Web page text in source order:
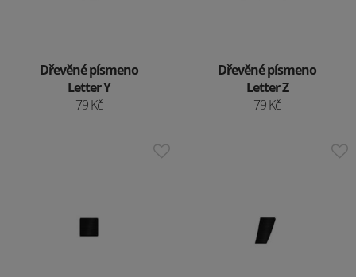
Dřevěné písmeno
Letter Y
79 Kč
Dřevěné písmeno
Letter Z
79 Kč